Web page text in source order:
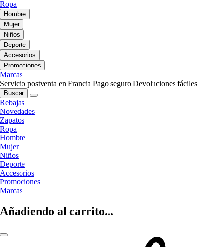
Ropa
Hombre
Mujer
Niños
Deporte
Accesorios
Promociones
Marcas
Servicio postventa en Francia Pago seguro Devoluciones fáciles
Buscar
Rebajas
Novedades
Zapatos
Ropa
Hombre
Mujer
Niños
Deporte
Accesorios
Promociones
Marcas
Añadiendo al carrito...